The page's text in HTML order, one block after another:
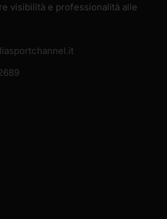
visibilità e professionalità alle